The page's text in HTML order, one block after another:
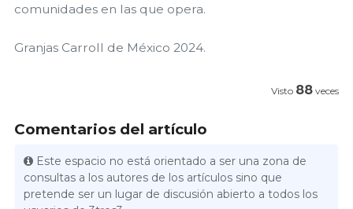
comunidades en las que opera.
Granjas Carroll de México 2024.
Visto 88 veces
Comentarios del artículo
Este espacio no está orientado a ser una zona de
consultas a los autores de los artículos sino que
pretende ser un lugar de discusión abierto a todos los